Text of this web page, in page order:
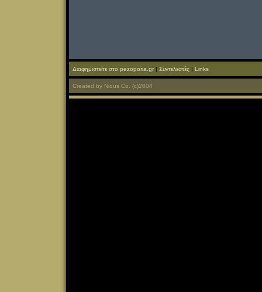
Διαφημιστείτε στο pezoporia.gr | Συντελεστές | Links
Created by Nidus Co. (c)2004